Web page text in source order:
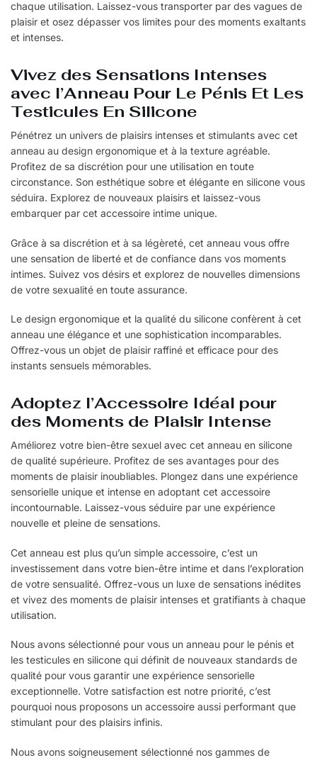
chaque utilisation. Laissez-vous transporter par des vagues de
plaisir et osez dépasser vos limites pour des moments exaltants
et intenses.
Vivez des Sensations Intenses
avec l’Anneau Pour Le Pénis Et Les
Testicules En Silicone
Pénétrez un univers de plaisirs intenses et stimulants avec cet
anneau au design ergonomique et à la texture agréable.
Profitez de sa discrétion pour une utilisation en toute
circonstance. Son esthétique sobre et élégante en silicone vous
séduira. Explorez de nouveaux plaisirs et laissez-vous
embarquer par cet accessoire intime unique.
Grâce à sa discrétion et à sa légèreté, cet anneau vous offre
une sensation de liberté et de confiance dans vos moments
intimes. Suivez vos désirs et explorez de nouvelles dimensions
de votre sexualité en toute assurance.
Le design ergonomique et la qualité du silicone confèrent à cet
anneau une élégance et une sophistication incomparables.
Offrez-vous un objet de plaisir raffiné et efficace pour des
instants sensuels mémorables.
Adoptez l’Accessoire Idéal pour
des Moments de Plaisir Intense
Améliorez votre bien-être sexuel avec cet anneau en silicone
de qualité supérieure. Profitez de ses avantages pour des
moments de plaisir inoubliables. Plongez dans une expérience
sensorielle unique et intense en adoptant cet accessoire
incontournable. Laissez-vous séduire par une expérience
nouvelle et pleine de sensations.
Cet anneau est plus qu’un simple accessoire, c’est un
investissement dans votre bien-être intime et dans l’exploration
de votre sensualité. Offrez-vous un luxe de sensations inédites
et vivez des moments de plaisir intenses et gratifiants à chaque
utilisation.
Nous avons sélectionné pour vous un anneau pour le pénis et
les testicules en silicone qui définit de nouveaux standards de
qualité pour vous garantir une expérience sensorielle
exceptionnelle. Votre satisfaction est notre priorité, c’est
pourquoi nous proposons un accessoire aussi performant que
stimulant pour des plaisirs infinis.
Nous avons soigneusement sélectionné nos gammes de